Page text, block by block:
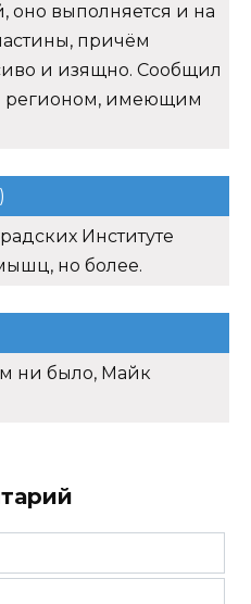
оно выполняется и на
причём
и изящно. Сообщил
регионом, имеющим
Институте
но более.
ни было, Майк